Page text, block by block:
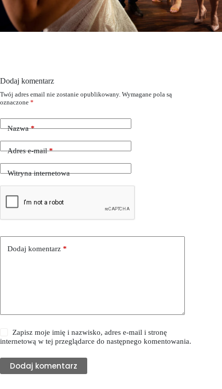
Dodaj komentarz
Twój adres email nie zostanie opublikowany. Wymagane pola są
oznaczone *
Nazwa*
Adres e-mail*
Witryna internetowa
Dodaj komentarz *
Zapisz moje imię i nazwisko, adres e-mail i stronę
internetową w tej przeglądarce do następnego komentowania.
Dodaj komentarz